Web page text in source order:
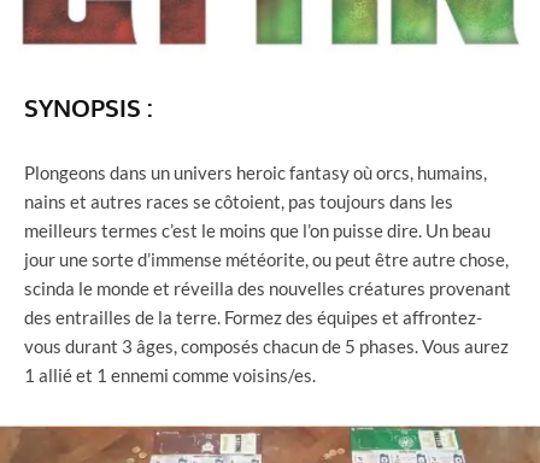
SYNOPSIS :
Plongeons dans un univers heroic fantasy où orcs, humains,
nains et autres races se côtoient, pas toujours dans les
meilleurs termes c’est le moins que l’on puisse dire. Un beau
jour une sorte d’immense météorite, ou peut être autre chose,
scinda le monde et réveilla des nouvelles créatures provenant
des entrailles de la terre. Formez des équipes et affrontez-
vous durant 3 âges, composés chacun de 5 phases. Vous aurez
1 allié et 1 ennemi comme voisins/es.